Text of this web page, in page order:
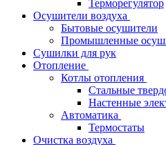
Терморегулятор
Осушители воздуха
Бытовые осушители
Промышленные
Сушилки для рук
Отопление
Котлы отопления
Стальные
Настенные
Автоматика
Термостаты
Очистка воздуха